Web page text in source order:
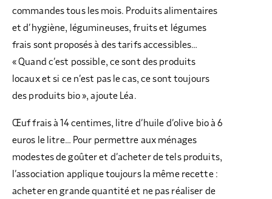
commandes tous les mois. Produits alimentaires
et d’hygiène, légumineuses, fruits et légumes
frais sont proposés à des tarifs accessibles…
« Quand c’est possible, ce sont des produits
locaux et si ce n’est pas le cas, ce sont toujours
des produits bio », ajoute Léa.
Œuf frais à 14 centimes, litre d’huile d’olive bio à 6
euros le litre… Pour permettre aux ménages
modestes de goûter et d’acheter de tels produits,
l’association applique toujours la même recette :
acheter en grande quantité et ne pas réaliser de